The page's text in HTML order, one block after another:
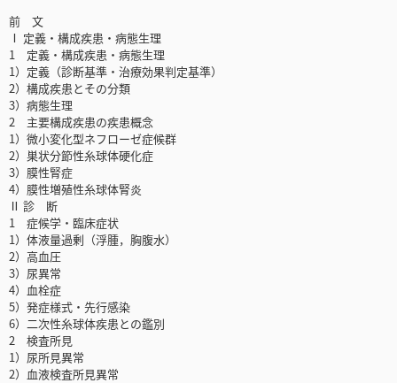
前 文
Ⅰ 定義・構成疾患・病態生理
1 定義・構成疾患・病態生理
1）定義（診断基準・治療効果判定基準）
2）構成疾患とその分類
3）病態生理
2 主要構成疾患の疾患概念
1）微小変化型ネフローゼ症候群
2）巣状分節性糸球体硬化症
3）膜性腎症
4）膜性増殖性糸球体腎炎
Ⅱ 診 断
1 症候学・臨床症状
1）体液量過剰（浮腫，胸腹水）
2）高血圧
3）尿異常
4）血栓症
5）発症様式・先行感染
6）二次性糸球体疾患との鑑別
2 検査所見
1）尿所見異常
2）血液検査所見異常